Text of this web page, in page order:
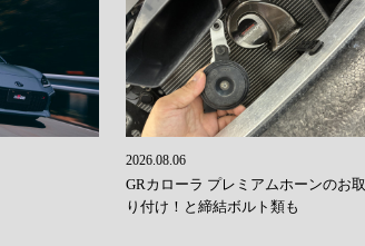
2026.08.06
GRカローラ プレミアムホーンのお取
り付け！と締結ボルト類も